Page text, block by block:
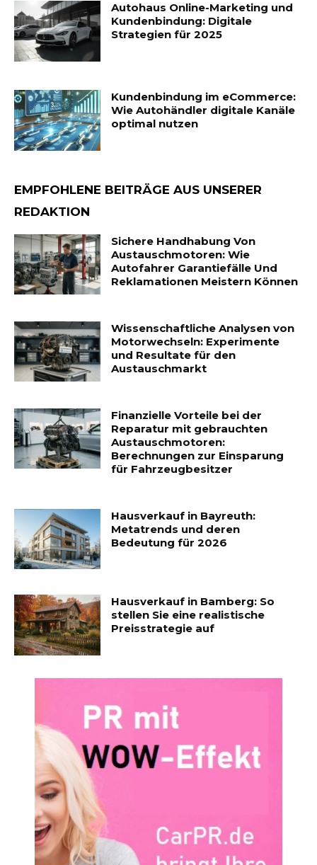
Autohaus Online-Marketing und
Kundenbindung: Digitale
Strategien für 2025
Kundenbindung im eCommerce:
Wie Autohändler digitale Kanäle
optimal nutzen
EMPFOHLENE BEITRÄGE AUS UNSERER
REDAKTION
Sichere Handhabung Von
Austauschmotoren: Wie
Autofahrer Garantiefälle Und
Reklamationen Meistern Können
Wissenschaftliche Analysen von
Motorwechseln: Experimente
und Resultate für den
Austauschmarkt
Finanzielle Vorteile bei der
Reparatur mit gebrauchten
Austauschmotoren:
Berechnungen zur Einsparung
für Fahrzeugbesitzer
Hausverkauf in Bayreuth:
Metatrends und deren
Bedeutung für 2026
Hausverkauf in Bamberg: So
stellen Sie eine realistische
Preisstrategie auf